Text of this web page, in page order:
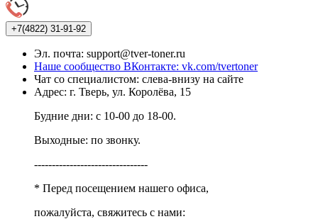
+7(4822) 31-91-92
Эл. почта: support@tver-toner.ru
Наше сообщество ВКонтакте: vk.com/tvertoner
Чат со специалистом: слева-внизу на сайте
Адрес: г. Тверь, ул. Королёва, 15
Будние дни: с 10-00 до 18-00.
Выходные: по звонку.
--------------------------------
* Перед посещением нашего офиса,
пожалуйста, свяжитесь с нами: